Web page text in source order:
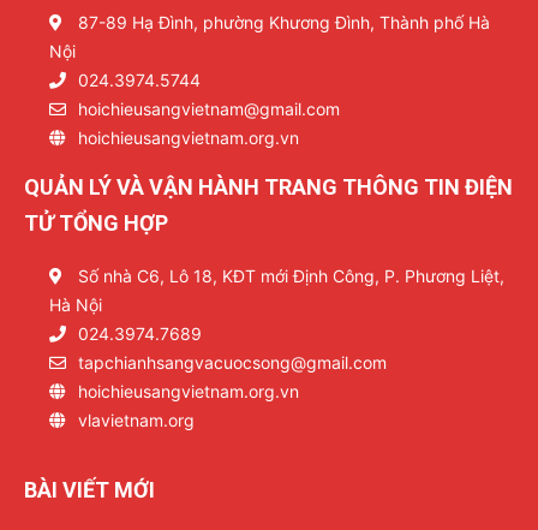
87-89 Hạ Đình, phường Khương Đình, Thành phố Hà
Nội
024.3974.5744
hoichieusangvietnam@gmail.com
hoichieusangvietnam.org.vn
QUẢN LÝ VÀ VẬN HÀNH TRANG THÔNG TIN ĐIỆN
TỬ TỔNG HỢP
Số nhà C6, Lô 18, KĐT mới Định Công, P. Phương Liệt,
Hà Nội
024.3974.7689
tapchianhsangvacuocsong@gmail.com
hoichieusangvietnam.org.vn
vlavietnam.org
BÀI VIẾT MỚI